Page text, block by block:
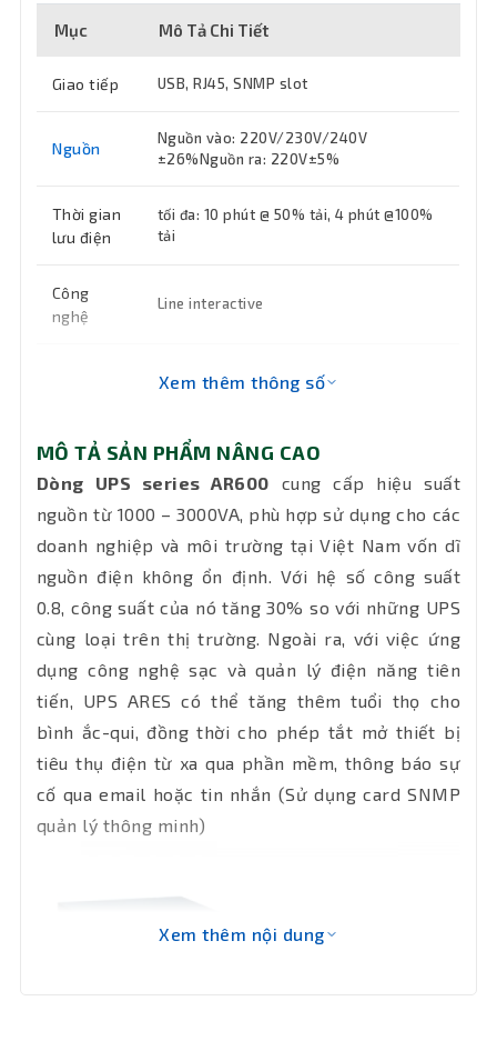
Mục Mô Tả Chi Tiết
Giao tiếp USB, RJ45, SNMP slot
Nguồn
Nguồn vào: 220V/230V/240V
±26%Nguồn ra: 220V±5%
Thời gian
lưu điện
tối đa: 10 phút @ 50% tải, 4 phút @100%
tải
Công
nghệ
Line interactive
Sóng sine chuẩn
Ắc quy 3*12V/9AH
Loại ắc
quy
khô kín khí không cần bảo dưỡng
Thời gian
chuyển
mạch
2– 6 ms
thước
(W*D*H): 144*411.5*215
Khối
lượng
18.5kg
Xem thêm thông số
MÔ TẢ SẢN PHẨM NÂNG CAO
Dòng UPS series AR600 cung cấp hiệu suất
nguồn từ 1000 – 3000VA, phù hợp sử dụng cho các
doanh nghiệp và môi trường tại Việt Nam vốn dĩ
nguồn điện không ổn định. Với hệ số công suất
0.8, công suất của nó tăng 30% so với những UPS
cùng loại trên thị trường. Ngoài ra, với việc ứng
dụng công nghệ sạc và quản lý điện năng tiên
tiến, UPS ARES có thể tăng thêm tuổi thọ cho
bình ắc-qui, đồng thời cho phép tắt mở thiết bị
tiêu thụ điện từ xa qua phần mềm, thông báo sự
cố qua email hoặc tin nhắn (Sử dụng card SNMP
quản lý thông minh)
Xem thêm nội dung